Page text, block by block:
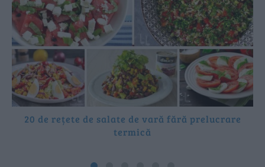
20 de rețete de salate de vară fără prelucrare
termică